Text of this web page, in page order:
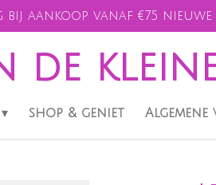
bij aankoop vanaf €75
de
shop & geniet